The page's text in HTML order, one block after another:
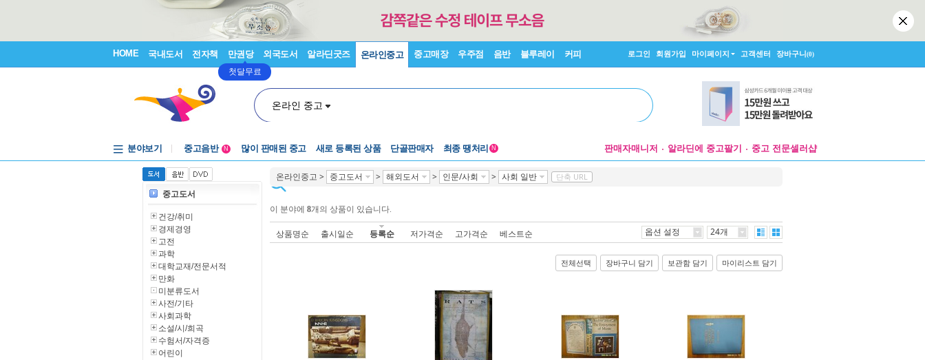
HOME 국내도서 전자책 만권당
첫달무료
외국도서 알라딘굿즈 온라인중고 중고매장 우주점 음반 블루레이 커피 로그인 회원가입 마이페이지 고객센터 장바구니(0)
온라인 중고
분야보기
중고음반
1천원부터
중고음반
N 많이 판매된 중고 새로 등록된 상품 단골판매자 최종 땡처리 N 판매자매니저 알라딘에 중고팔기 중고 전문셀러샵
온라인중고 > 중고도서 > 해외도서 > 인문/사회 > 사회 일반 단축 URL
이 분야에 8개의 상품이 있습니다.
상품명순 출시일순 등록순 저가격순 고가격순 베스트순 옵션 설정 24개
전체선택 장바구니 담기 보관함 담기 마이리스트 담기
중고도서
건강/취미
경제경영
고전
과학
대학교재/전문서적
만화
미분류도서
사전/기타
사회과학
소설/시/희곡
수험서/자격증
어린이